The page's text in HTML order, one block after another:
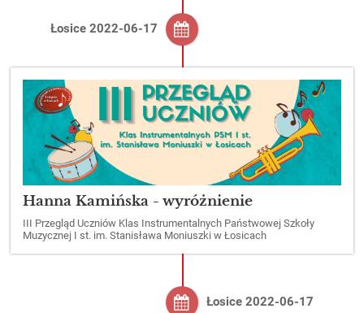
Łosice 2022-06-17
Hanna Kamińska - wyróżnienie
III Przegląd Uczniów Klas Instrumentalnych Państwowej Szkoły
Muzycznej I st. im. Stanisława Moniuszki w Łosicach
Łosice 2022-06-17